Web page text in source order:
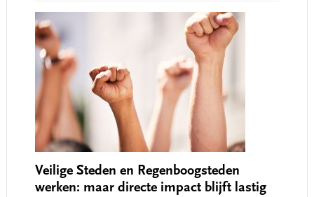
Veilige Steden en Regenboogsteden
werken: maar directe impact blijft lastig